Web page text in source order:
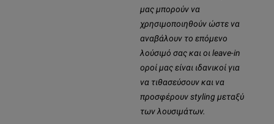
μας μπορούν να
χρησιμοποιηθούν ώστε να
αναβάλουν το επόμενο
λούσιμό σας και οι leave-in
οροί μας είναι ιδανικοί για
να τιθασεύσουν και να
προσφέρουν styling μεταξύ
των λουσιμάτων.